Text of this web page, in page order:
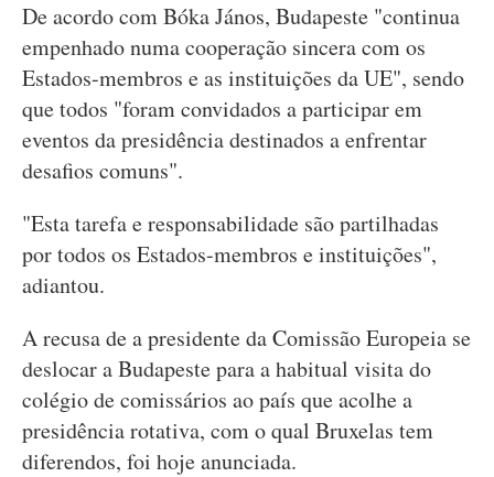
De acordo com Bóka János, Budapeste "continua
empenhado numa cooperação sincera com os
Estados-membros e as instituições da UE", sendo
que todos "foram convidados a participar em
eventos da presidência destinados a enfrentar
desafios comuns".
"Esta tarefa e responsabilidade são partilhadas
por todos os Estados-membros e instituições",
adiantou.
A recusa de a presidente da Comissão Europeia se
deslocar a Budapeste para a habitual visita do
colégio de comissários ao país que acolhe a
presidência rotativa, com o qual Bruxelas tem
diferendos, foi hoje anunciada.